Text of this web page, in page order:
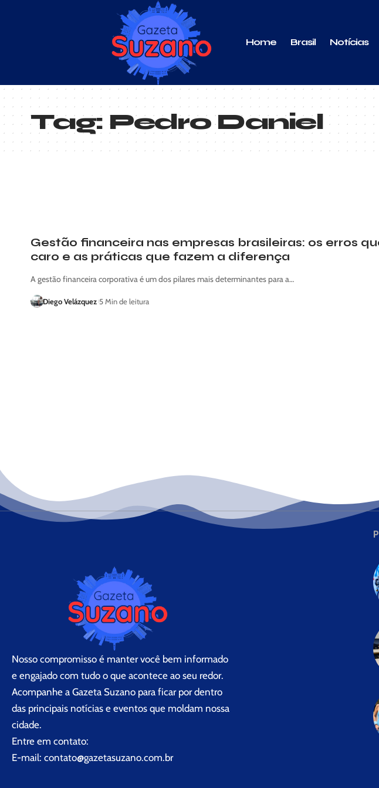
Home Brasil Notícias
Tag: Pedro Daniel
Gestão financeira nas empresas brasileiras: os erros
caro e as práticas que fazem a diferença
A gestão financeira corporativa é um dos pilares mais determinantes para a…
Diego Velázquez 5 Min de leitura
Nosso compromisso é manter você bem informado
e engajado com tudo o que acontece ao seu redor.
Acompanhe a Gazeta Suzano para ficar por dentro
das principais notícias e eventos que moldam nossa
cidade.
Entre em contato:
E-mail: contato@gazetasuzano.com.br